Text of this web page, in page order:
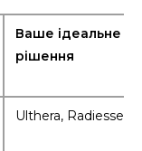
Ваше ідеальне
рішення
Ulthera, Radiesse